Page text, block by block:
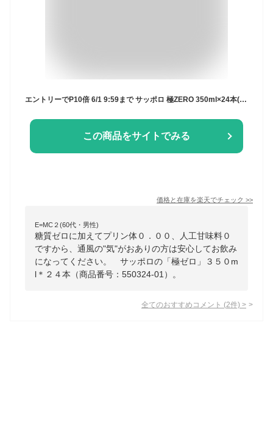
エントリーでP10倍 6/1 9:59まで サッポロ 極ZERO 350ml×24本(1ケース) 糖質0 プリン体0.00 人工甘味料0 ビール 発泡酒【送料無料※一部地域は除く】
この商品をサイトでみる
価格と在庫を楽天でチェック >>
E=MC２(60代・男性)
糖質ゼロに加えてプリン体０．００、人工甘味料０
ですから、通風の"気"がおありの方は安心してお飲み
になってください。 サッポロの「極ゼロ」３５０m
l＊２４本（商品番号：550324-01）。
全てのおすすめコメント (2件) >